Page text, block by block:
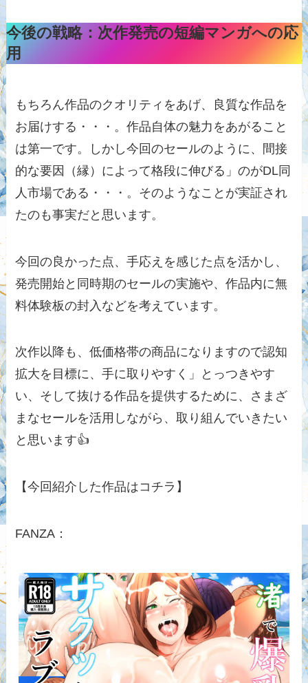
今後の戦略：次作発売の短編マンガへの応
用
もちろん作品のクオリティをあげ、良質な作品を
お届けする・・・。作品自体の魅力をあがること
は第一です。しかし今回のセールのように、間接
的な要因（縁）によって格段に伸びる」のがDL同
人市場である・・・。そのようなことが実証され
たのも事実だと思います。
今回の良かった点、手応えを感じた点を活かし、
発売開始と同時期のセールの実施や、作品内に無
料体験板の封入などを考えています。
次作以降も、低価格帯の商品になりますので認知
拡大を目標に、手に取りやすく」とっつきやす
い、そして抜ける作品を提供するために、さまざ
まなセールを活用しながら、取り組んでいきたい
と思います👍
【今回紹介した作品はコチラ】
FANZA：